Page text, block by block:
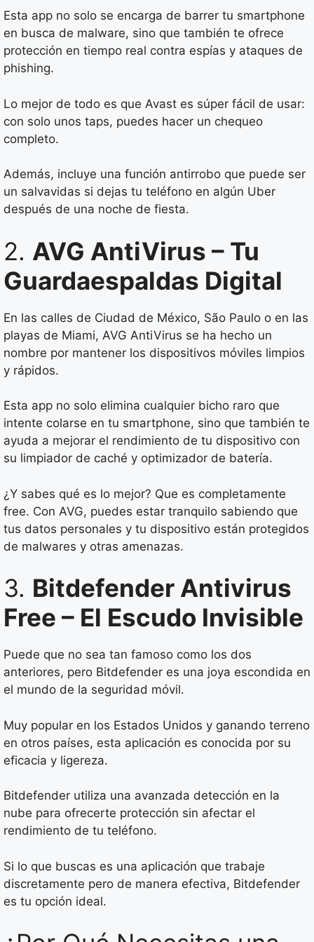
Esta app no solo se encarga de barrer tu smartphone
en busca de malware, sino que también te ofrece
protección en tiempo real contra espías y ataques de
phishing.
Lo mejor de todo es que Avast es súper fácil de usar:
con solo unos taps, puedes hacer un chequeo
completo.
Además, incluye una función antirrobo que puede ser
un salvavidas si dejas tu teléfono en algún Uber
después de una noche de fiesta.
2. AVG AntiVirus – Tu
Guardaespaldas Digital
En las calles de Ciudad de México, São Paulo o en las
playas de Miami, AVG AntiVirus se ha hecho un
nombre por mantener los dispositivos móviles limpios
y rápidos.
Esta app no solo elimina cualquier bicho raro que
intente colarse en tu smartphone, sino que también te
ayuda a mejorar el rendimiento de tu dispositivo con
su limpiador de caché y optimizador de batería.
¿Y sabes qué es lo mejor? Que es completamente
free. Con AVG, puedes estar tranquilo sabiendo que
tus datos personales y tu dispositivo están protegidos
de malwares y otras amenazas.
3. Bitdefender Antivirus
Free – El Escudo Invisible
Puede que no sea tan famoso como los dos
anteriores, pero Bitdefender es una joya escondida en
el mundo de la seguridad móvil.
Muy popular en los Estados Unidos y ganando terreno
en otros países, esta aplicación es conocida por su
eficacia y ligereza.
Bitdefender utiliza una avanzada detección en la
nube para ofrecerte protección sin afectar el
rendimiento de tu teléfono.
Si lo que buscas es una aplicación que trabaje
discretamente pero de manera efectiva, Bitdefender
es tu opción ideal.